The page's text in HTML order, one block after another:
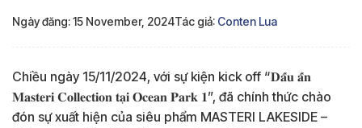
Ngày đăng: 15 November, 2024Tác giả: Conten Lua
Chiều ngày 15/11/2024, với sự kiện kick off “𝐃𝐚̂́𝐮 𝐚̂́𝐧
𝐌𝐚𝐬𝐭𝐞𝐫𝐢 𝐂𝐨𝐥𝐥𝐞𝐜𝐭𝐢𝐨𝐧 𝐭𝐚̣𝐢 𝐎𝐜𝐞𝐚𝐧 𝐏𝐚𝐫𝐤 𝟏”, đã chính thức chào
đón sự xuất hiện của siêu phẩm MASTERI LAKESIDE –